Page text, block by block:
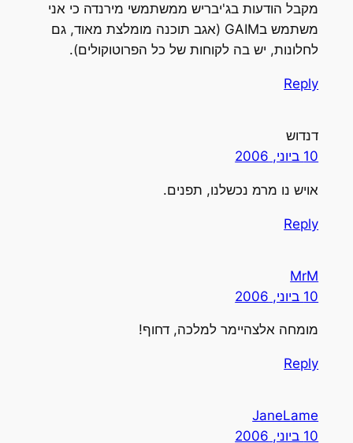
מקבל הודעות בג'יבריש ממשתמשי מירנדה כי אני
משתמש בGAIM (אגב תוכנה מומלצת מאוד, גם
לחלונות, יש בה לקוחות של כל הפרוטוקולים).
Reply
דנדוש
10 ביוני, 2006
אויש נו מרמ נכשלנו, תפנים.
Reply
MrM
10 ביוני, 2006
מומחה אלצהיימר למלכה, דחוף!
Reply
JaneLame
10 ביוני, 2006